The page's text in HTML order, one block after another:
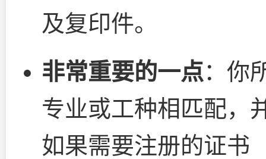
及复印件。
非常重要的一点：你
专业或工种相匹配，
如果需要注册的证书